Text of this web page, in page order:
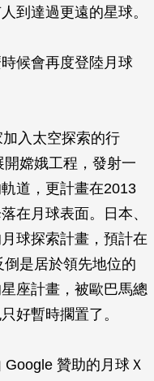
到達過更遠的星球。
候會再度登陸月球
入太空探索的行
嫦娥工程，發射一
道，更計畫在2013
在月球表面。日本、
球探索計畫，預計在
是居於領先地位的
座計畫，被歐巴馬總
好暫時擱置了。
贊助的月球Ｘ